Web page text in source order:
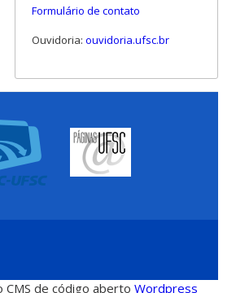
Formulário de contato
Ouvidoria: ouvidoria.ufsc.br
CMS de código abertoWordpress